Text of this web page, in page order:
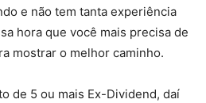
e não tem tanta experiência
hora que você mais precisa de
mostrar o melhor caminho.
de 5 ou mais Ex-Dividend, daí